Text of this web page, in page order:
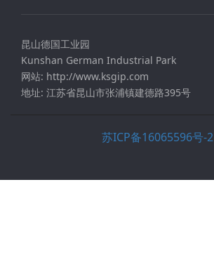
昆山德国工业园
Kunshan German Industrial Park
网站: http://www.ksgip.com
地址: 江苏省昆山市张浦镇建德路395号
苏ICP备16065596号-2